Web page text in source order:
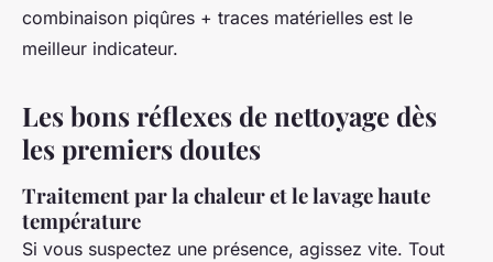
combinaison piqûres + traces matérielles est le
meilleur indicateur.
Les bons réflexes de nettoyage dès
les premiers doutes
Traitement par la chaleur et le lavage haute
température
Si vous suspectez une présence, agissez vite. Tout